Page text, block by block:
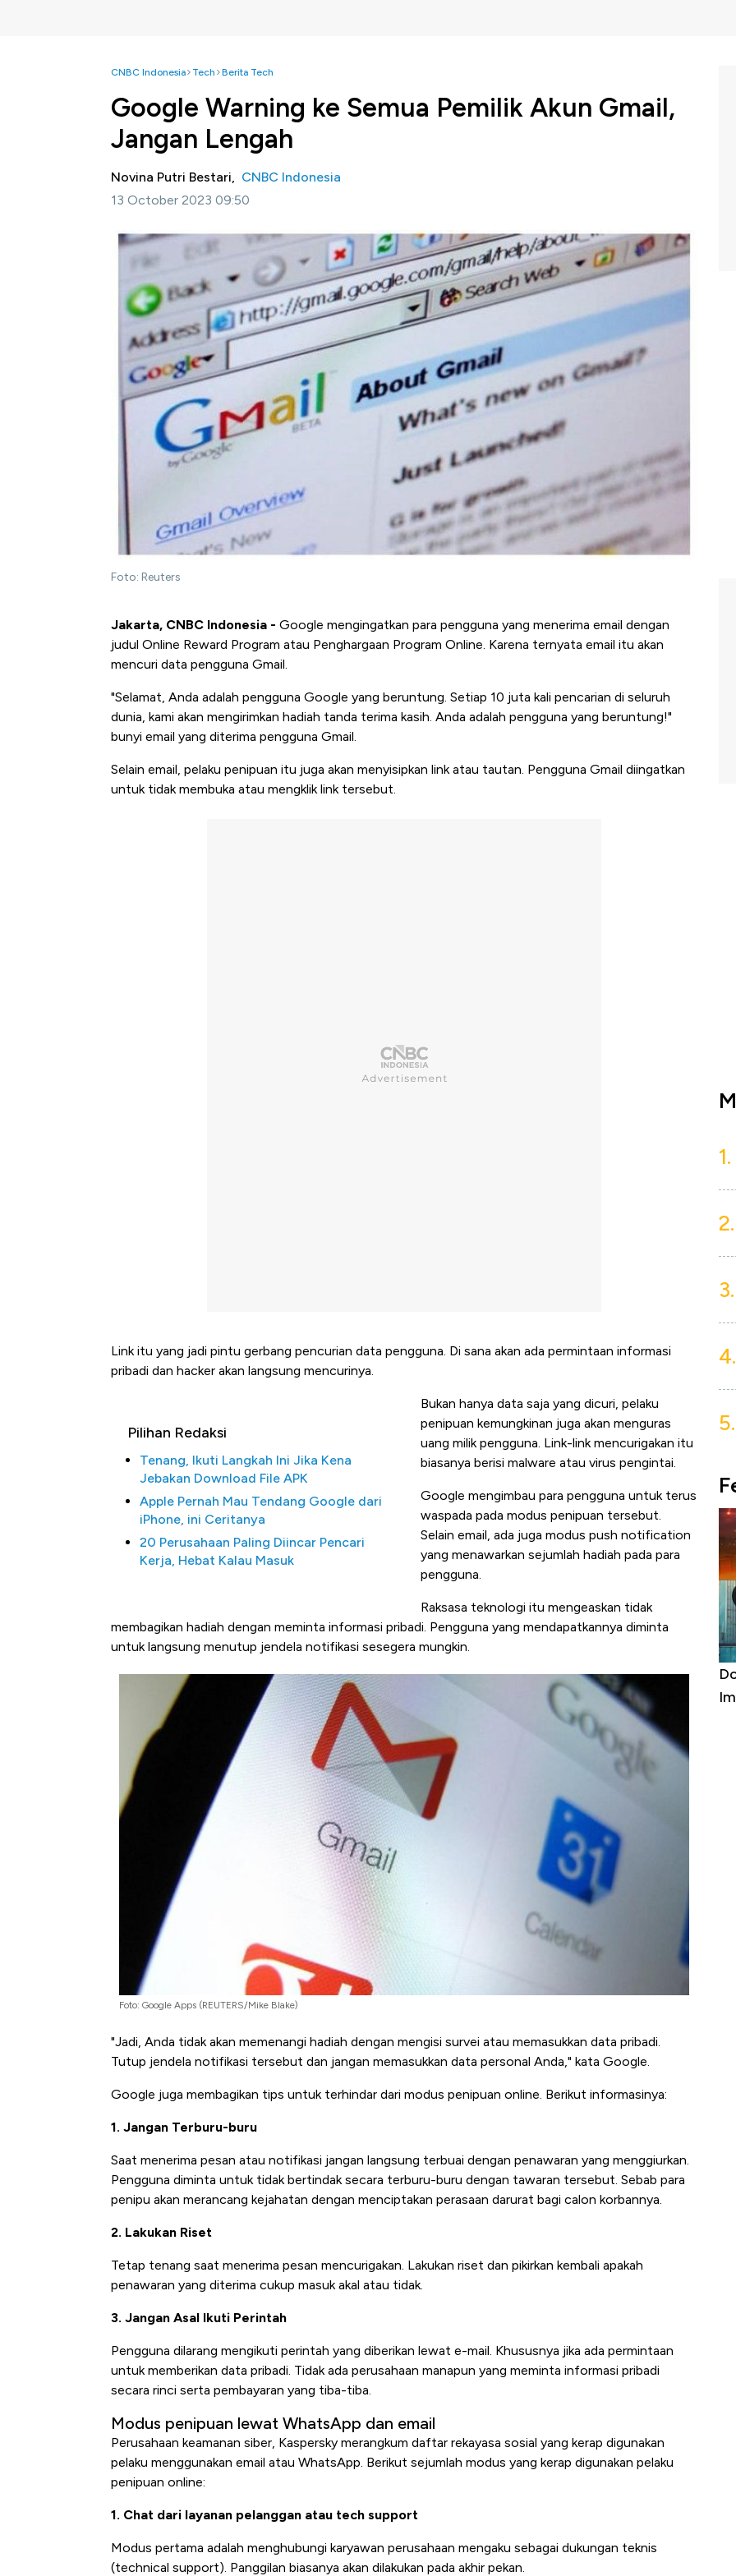
CNBC Indonesia Tech Berita Tech
Google Warning ke Semua Pemilik Akun Gmail,
Jangan Lengah
Novina Putri Bestari, CNBC Indonesia
13 October 2023 09:50
Foto: Reuters
Jakarta, CNBC Indonesia - Google mengingatkan para pengguna yang menerima email dengan
judul Online Reward Program atau Penghargaan Program Online. Karena ternyata email itu akan
mencuri data pengguna Gmail.
"Selamat, Anda adalah pengguna Google yang beruntung. Setiap 10 juta kali pencarian di seluruh
dunia, kami akan mengirimkan hadiah tanda terima kasih. Anda adalah pengguna yang beruntung!"
bunyi email yang diterima pengguna Gmail.
Selain email, pelaku penipuan itu juga akan menyisipkan link atau tautan. Pengguna Gmail diingatkan
untuk tidak membuka atau mengklik link tersebut.
Link itu yang jadi pintu gerbang pencurian data pengguna. Di sana akan ada permintaan informasi
pribadi dan hacker akan langsung mencurinya.
Pilihan Redaksi
Tenang, Ikuti Langkah Ini Jika Kena
Jebakan Download File APK
Apple Pernah Mau Tendang Google dari
iPhone, ini Ceritanya
20 Perusahaan Paling Diincar Pencari
Kerja, Hebat Kalau Masuk
Bukan hanya data saja yang dicuri, pelaku
penipuan kemungkinan juga akan menguras
uang milik pengguna. Link-link mencurigakan itu
biasanya berisi malware atau virus pengintai.
Google mengimbau para pengguna untuk terus
waspada pada modus penipuan tersebut.
Selain email, ada juga modus push notification
yang menawarkan sejumlah hadiah pada para
pengguna.
Raksasa teknologi itu mengeaskan tidak
membagikan hadiah dengan meminta informasi pribadi. Pengguna yang mendapatkannya diminta
untuk langsung menutup jendela notifikasi sesegera mungkin.
Foto: Google Apps (REUTERS/Mike Blake)
"Jadi, Anda tidak akan memenangi hadiah dengan mengisi survei atau memasukkan data pribadi.
Tutup jendela notifikasi tersebut dan jangan memasukkan data personal Anda," kata Google.
Google juga membagikan tips untuk terhindar dari modus penipuan online. Berikut informasinya:
1. Jangan Terburu-buru
Saat menerima pesan atau notifikasi jangan langsung terbuai dengan penawaran yang menggiurkan.
Pengguna diminta untuk tidak bertindak secara terburu-buru dengan tawaran tersebut. Sebab para
penipu akan merancang kejahatan dengan menciptakan perasaan darurat bagi calon korbannya.
2. Lakukan Riset
Tetap tenang saat menerima pesan mencurigakan. Lakukan riset dan pikirkan kembali apakah
penawaran yang diterima cukup masuk akal atau tidak.
3. Jangan Asal Ikuti Perintah
Pengguna dilarang mengikuti perintah yang diberikan lewat e-mail. Khususnya jika ada permintaan
untuk memberikan data pribadi. Tidak ada perusahaan manapun yang meminta informasi pribadi
secara rinci serta pembayaran yang tiba-tiba.
Modus penipuan lewat WhatsApp dan email
Perusahaan keamanan siber, Kaspersky merangkum daftar rekayasa sosial yang kerap digunakan
pelaku menggunakan email atau WhatsApp. Berikut sejumlah modus yang kerap digunakan pelaku
penipuan online:
1. Chat dari layanan pelanggan atau tech support
Modus pertama adalah menghubungi karyawan perusahaan mengaku sebagai dukungan teknis
(technical support). Panggilan biasanya akan dilakukan pada akhir pekan.
1.
2.
3.
4.
5.
Harga Batu Bara Bangkit, Ada Kabar
Baik Buat Pengusaha RI
Harga Emas Jatuh Usai Terbang 3 Hari,
Apa yang Sebenarnya Terjadi?